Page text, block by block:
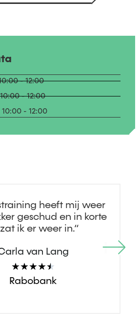
- 12:00
- 12:00
- 12:00
van Lang
★★★★★
Rabobank
heeft mij weer
geschud en in korte
ik er weer in.“